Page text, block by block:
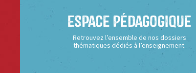
Espace Pédagogique
Retrouvez l’ensemble de nos dossiers
thématiques dédiés à l’enseignement.